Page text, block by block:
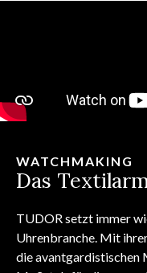
WATCHMAKING
Das
TUDOR setzt immer
Uhrenbranche. Mit
die avantgardistischen